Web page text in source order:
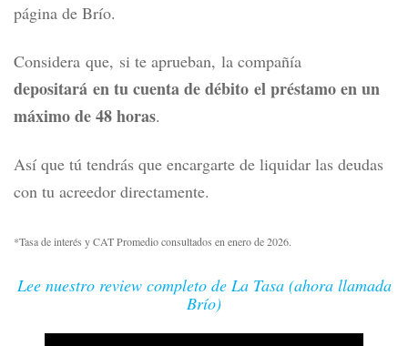
página de Brío.
Considera que, si te aprueban, la compañía
depositará en tu cuenta de débito el préstamo en un
máximo de 48 horas.
Así que tú tendrás que encargarte de liquidar las deudas
con tu acreedor directamente.
*Tasa de interés y CAT Promedio consultados en enero de 2026.
Lee nuestro review completo de La Tasa (ahora llamada
Brío)